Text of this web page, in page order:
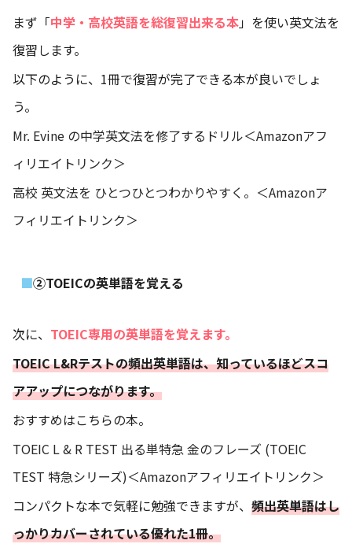
まず「中学・高校英語を総復習出来る本」を使い英文法を
復習します。
以下のように、1冊で復習が完了できる本が良いでしょ
う。
Mr. Evine の中学英文法を修了するドリル＜Amazonアフ
ィリエイトリンク＞
高校 英文法を ひとつひとつわかりやすく。 ＜Amazonア
フィリエイトリンク＞
②TOEICの英単語を覚える
次に、 TOEIC専用の英単語を覚えます。
TOEIC L&Rテストの頻出英単語は、知っているほどスコ
アアップにつながります。
おすすめはこちらの本。
TOEIC L & R TEST 出る単特急 金のフレーズ (TOEIC
TEST 特急シリーズ)＜Amazonアフィリエイトリンク＞
コンパクトな本で気軽に勉強できますが、 頻出英単語はし
っかりカバーされている優れた1冊。